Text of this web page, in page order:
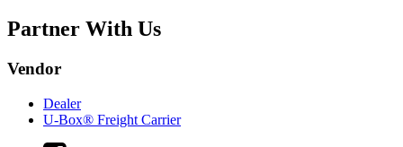
Partner With Us
Vendor
Dealer
U-Box® Freight Carrier